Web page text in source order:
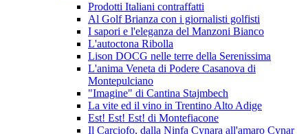
Prodotti Italiani contraffatti
Al Golf Brianza con i giornalisti golfisti
I sapori e l'eleganza del Manzoni Bianco
L'autoctona Ribolla
Lison DOCG nelle terre della Serenissima
L'anima Veneta di Podere Casanova di
Montepulciano
"Imagine" di Cantina Stajmbech
La vite ed il vino in Trentino Alto Adige
Est! Est! Est! di Montefiacone
Il Carciofo, dalla Ninfa Cynara all'amaro Cynar